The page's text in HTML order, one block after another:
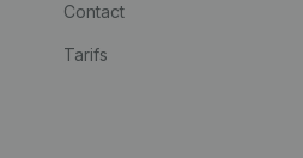
Contact
Tarifs